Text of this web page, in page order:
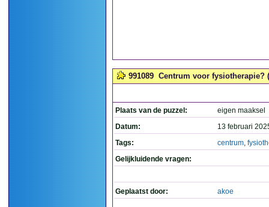
991089 Centrum voor fysiotherapie?
Plaats van de puzzel:
eigen maaksel
Datum:
13 februari
Tags:
centrum,
Gelijkluidende vragen:
Geplaatst door: akoe